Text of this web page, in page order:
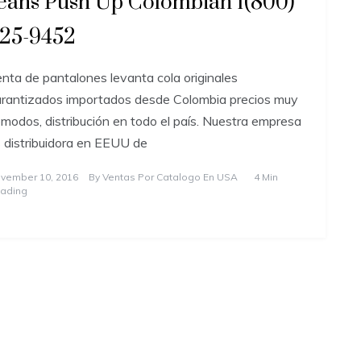
9452
de pantalones levanta cola originales
importados desde Colombia precios muy
distribución en todo el país. Nuestra empresa
distribuidora en EEUU de
10, 2016 By Ventas Por Catalogo En USA
4 Min